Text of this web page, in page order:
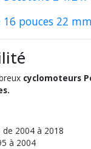
pouces 22 mm
cyclomoteurs
de 2004 à 2018
à 2004